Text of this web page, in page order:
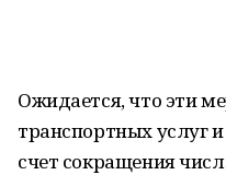
Ожидается, что эти
транспортных услуг
счет сокращения